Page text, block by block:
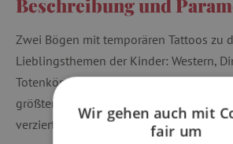
Zwei Bögen mit temporären Tattoos zu
Lieblingsthemen der Kinder: Western,
Totenköpfe ... Für jeden Geschmack ist
größten Freude der Kinder sind sie mit
verziert! Die vorgeschnittenen Tattoos
Wir gehen auch mit
fair um